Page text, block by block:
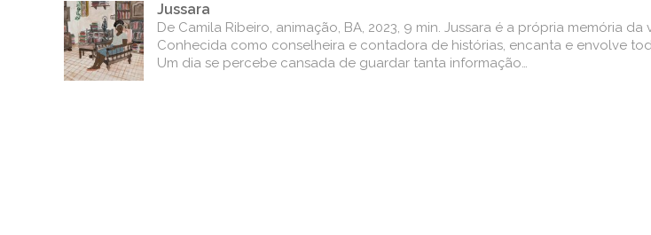
Jussara
De Camila Ribeiro, animação, BA, 2023, 9 min. Jussara é a própria memória da
Conhecida como conselheira e contadora de histórias, encanta e envolve
Um dia se percebe cansada de guardar tanta informação…